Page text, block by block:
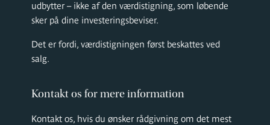
udbytter – ikke af den værdistigning, som løbende
sker på dine investeringsbeviser.
Det er fordi, værdistigningen først beskattes ved
salg.
Kontakt os for mere information
Kontakt os, hvis du ønsker rådgivning om det mest